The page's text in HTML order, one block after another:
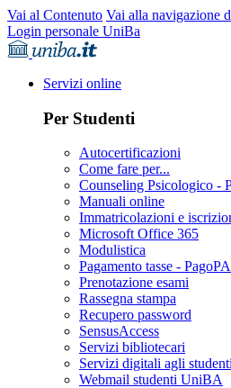
Vai al Contenuto Vai alla navigazione
Login personale UniBa
Servizi online
Per Studenti
Autocertificazioni
Come fare per...
Counseling Psicologico -
Manuali online
Immatricolazioni e
Microsoft Office 365
Modulistica
Pagamento tasse - PagoPA
Prenotazione esami
Rassegna stampa
Recupero password
SensusAccess
Servizi bibliotecari
Servizi digitali agli
Webmail studenti UniBA